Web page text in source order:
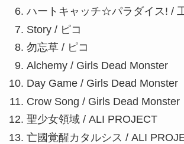
ハートキャッチ☆パラダイス! /
Story / ピコ
勿忘草 / ピコ
Alchemy / Girls Dead Monster
Day Game / Girls Dead Monster
Crow Song / Girls Dead Monster
聖少女領域 / ALI PROJECT
亡國覚醒カタルシス / ALI